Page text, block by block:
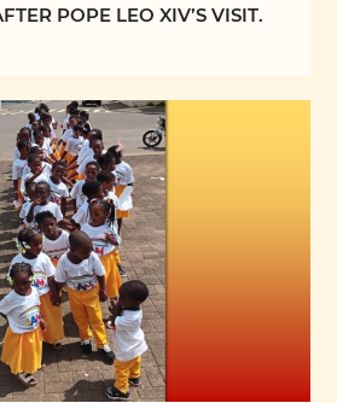
POPE LEO XIV’S VISIT.